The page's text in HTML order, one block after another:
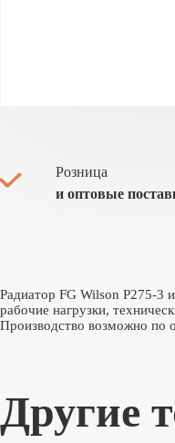
Розница
и оптовые
Радиатор FG Wilson P275-3
рабочие нагрузки,
Производство возможно по
Другие